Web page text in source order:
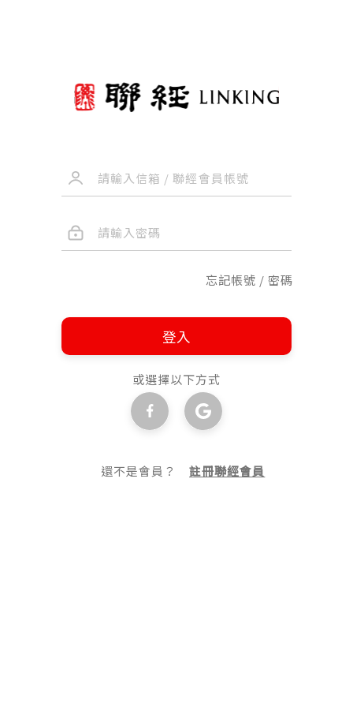
忘記帳號 / 密碼
登入
或選擇以下方式
還不是會員？註冊聯經會員